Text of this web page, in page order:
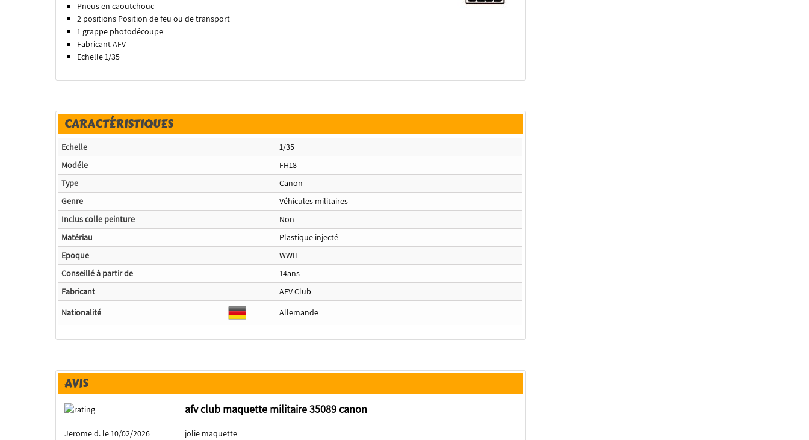
Pneus en caoutchouc
2 positions Position de feu ou de transport
1 grappe photodécoupe
Fabricant AFV
Echelle 1/35
CARACTÉRISTIQUES
Echelle
1/35
Modéle
FH18
Type
Canon
Genre
Véhicules militaires
Inclus colle peinture
Non
Matériau
Plastique injecté
Epoque
WWII
Conseillé à partir de
14ans
Fabricant
AFV Club
Nationalité
Allemande
AVIS
afv club maquette militaire 35089 canon
Jerome d. le 10/02/2026 jolie maquette